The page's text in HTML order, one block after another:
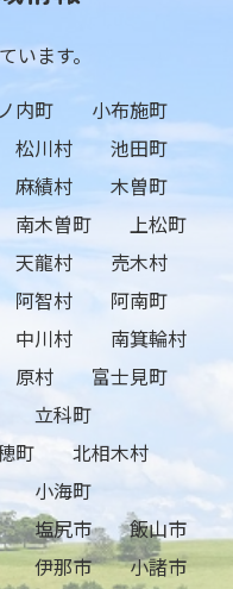
います。
内町
小布施町
松川村
池田町
麻績村
木曽町
南木曽町
上松町
天龍村
売木村
阿智村
阿南町
中川村
南箕輪村
原村
富士見町
立科町
町
北相木村
小海町
塩尻市
飯山市
伊那市
小諸市